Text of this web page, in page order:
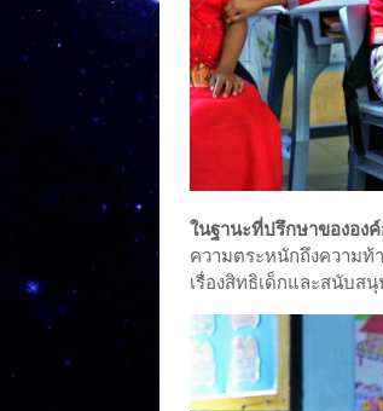
ในฐานะที่ปรึกษาขององ
ความตระหนักถึงความท้
เรื่องสิทธิเด็กและสนับส